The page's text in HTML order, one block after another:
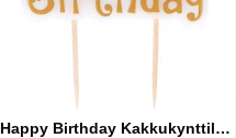
Happy Birthday Kakkukynttilät